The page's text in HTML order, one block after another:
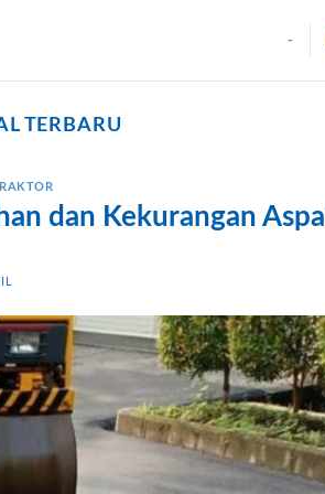
-
TERBARU
dan Kekurangan Aspal